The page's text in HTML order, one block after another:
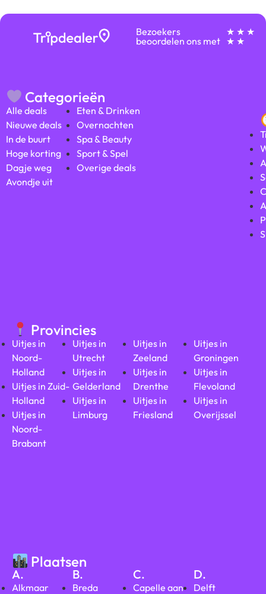
Bezoekers
beoordelen ons met
★ ★ ★
★ ★
Categorieën
Alle deals
Nieuwe deals
In de buurt
Hoge korting
Dagje weg
Avondje uit
Eten & Drinken
Overnachten
Spa & Beauty
Sport & Spel
Overige deals
Provincies
Uitjes in
Noord-
Holland
Uitjes in Zuid-
Holland
Uitjes in
Noord-
Brabant
Uitjes in
Utrecht
Uitjes in
Gelderland
Uitjes in
Limburg
Uitjes in
Zeeland
Uitjes in
Drenthe
Uitjes in
Friesland
Uitjes in
Groningen
Uitjes in
Flevoland
Uitjes in
Overijssel
Plaatsen
A.
Alkmaar
B.
Breda
C.
Capelle aan
D.
Delft